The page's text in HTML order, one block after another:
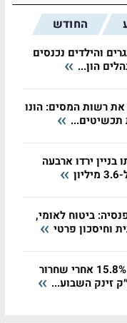
החודש
והילדים נכנסים
הון...
רשות המסים: הונו
תכשיטים...
בניין ירדו ארבעה
ביטוח לאומי,
וחיסכון פרטי
ספייס X זינקה 15.8% אחרי שחרור
זינק השבוע...